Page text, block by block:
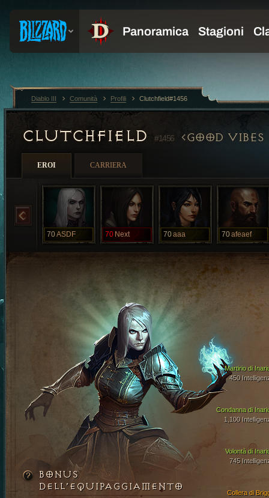
CLUTCHFIELD #1456 GOOD VIBES
EROI CARRIERA
70ASDF 70 Next 70aaa 70afeaef
Condanna di
1,100
Volontà di
745
Martirio di
450
Collera di
BONUS
DELL’EQUIPAGGIAMENTO
Diablo III Comunità Profili Clutchfield#1456